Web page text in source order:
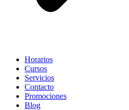
Horarios
Cursos
Servicios
Contacto
Promociones
Blog